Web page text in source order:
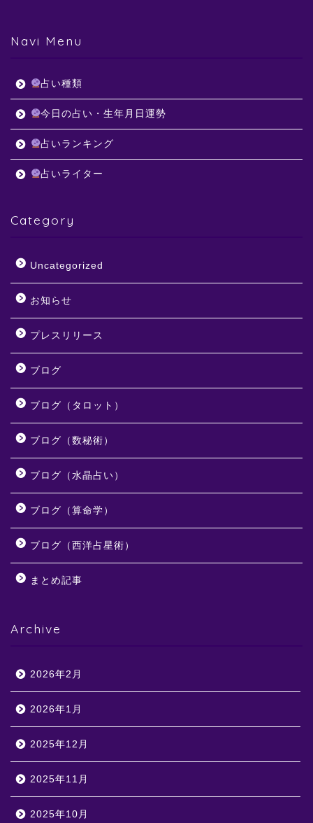
Navi Menu
占い種類
今日の占い・生年月日運勢
占いランキング
占いライター
Category
Uncategorized
お知らせ
プレスリリース
ブログ
ブログ（タロット）
ブログ（数秘術）
ブログ（水晶占い）
ブログ（算命学）
ブログ（西洋占星術）
まとめ記事
Archive
2026年2月
2026年1月
2025年12月
2025年11月
2025年10月